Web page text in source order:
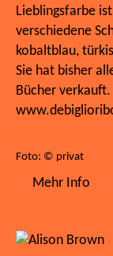
Lieblingsfarbe
verschiedene
kobaltblau,
Sie hat bisher
Bücher
Foto: © privat
Mehr Info